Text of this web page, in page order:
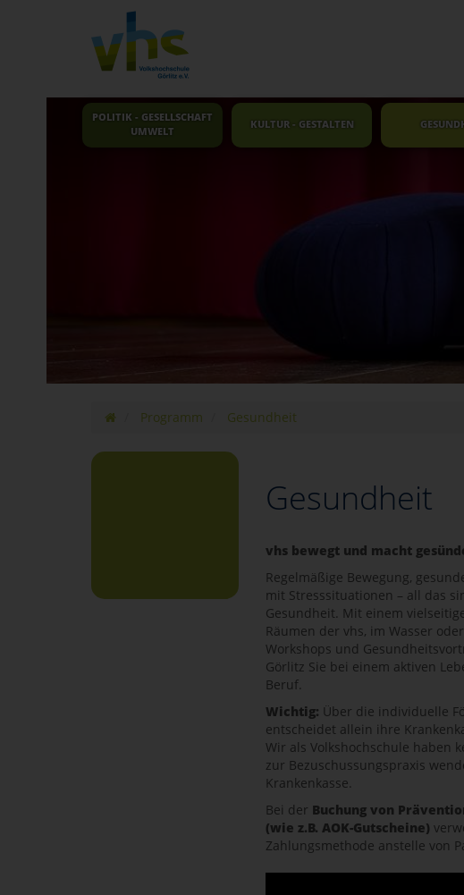
POLITIK - GESELLSCHAFT
UMWELT
KULTUR - GESTALTEN
Programm Gesundheit
Gesundheit
vhs bewegt und macht
Regelmäßige Bewegung,
mit Stresssituationen – all das
Gesundheit. Mit einem
Räumen der vhs, im Wasser
Workshops und
Görlitz Sie bei einem aktiven
Beruf.
Wichtig: Über die individuelle
entscheidet allein ihre
Wir als Volkshochschule haben
zur Bezuschussungspraxis
Krankenkasse.
Bei der Buchung von
(wie z.B. AOK-Gutscheine)
Zahlungsmethode anstelle von